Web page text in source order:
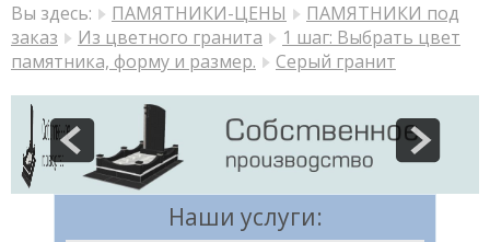
Вы здесь: ПАМЯТНИКИ-ЦЕНЫ
ПАМЯТНИКИ под
заказ
Из цветного гранита
1 шаг: Выбрать цвет
памятника, форму и размер.
Серый гранит
Наши услуги: